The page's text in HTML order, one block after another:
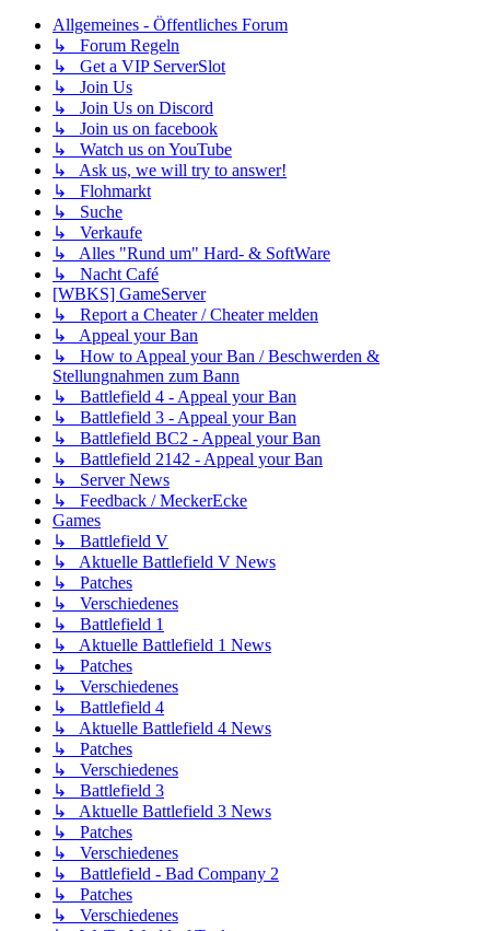
Allgemeines - Öffentliches Forum
↳ Forum Regeln
↳ Get a VIP ServerSlot
↳ Join Us
↳ Join Us on Discord
↳ Join us on facebook
↳ Watch us on YouTube
↳ Ask us, we will try to answer!
↳ Flohmarkt
↳ Suche
↳ Verkaufe
↳ Alles "Rund um" Hard- & SoftWare
↳ Nacht Café
[WBKS] GameServer
↳ Report a Cheater / Cheater melden
↳ Appeal your Ban
↳ How to Appeal your Ban / Beschwerden &
Stellungnahmen zum Bann
↳ Battlefield 4 - Appeal your Ban
↳ Battlefield 3 - Appeal your Ban
↳ Battlefield BC2 - Appeal your Ban
↳ Battlefield 2142 - Appeal your Ban
↳ Server News
↳ Feedback / MeckerEcke
Games
↳ Battlefield V
↳ Aktuelle Battlefield V News
↳ Patches
↳ Verschiedenes
↳ Battlefield 1
↳ Aktuelle Battlefield 1 News
↳ Patches
↳ Verschiedenes
↳ Battlefield 4
↳ Aktuelle Battlefield 4 News
↳ Patches
↳ Verschiedenes
↳ Battlefield 3
↳ Aktuelle Battlefield 3 News
↳ Patches
↳ Verschiedenes
↳ Battlefield - Bad Company 2
↳ Patches
↳ Verschiedenes